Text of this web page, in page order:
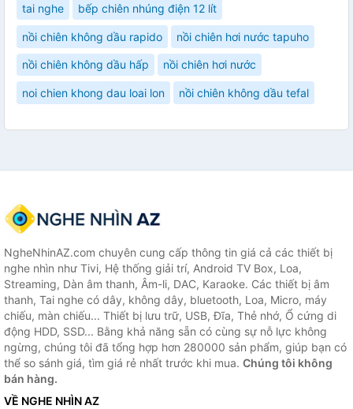
tai nghe bếp chiên nhúng điện 12 lít
nồi chiên không dầu rapido nồi chiên hơi nước tapuho
nồi chiên không dầu hấp nồi chiên hơi nước
noi chien khong dau loai lon nồi chiên không dầu tefal
NgheNhinAZ.com chuyên cung cấp thông tin giá cả các thiết bị
nghe nhìn như Tivi, Hệ thống giải trí, Android TV Box, Loa,
Streaming, Dàn âm thanh, Âm-li, DAC, Karaoke. Các thiết bị âm
thanh, Tai nghe có dây, không dây, bluetooth, Loa, Micro, máy
chiếu, màn chiếu... Thiết bị lưu trữ, USB, Đĩa, Thẻ nhớ, Ổ cứng di
động HDD, SSD... Bằng khả năng sẵn có cùng sự nỗ lực không
ngừng, chúng tôi đã tổng hợp hơn 280000 sản phẩm, giúp bạn có
thể so sánh giá, tìm giá rẻ nhất trước khi mua. Chúng tôi không
bán hàng.
VỀ NGHE NHÌN AZ